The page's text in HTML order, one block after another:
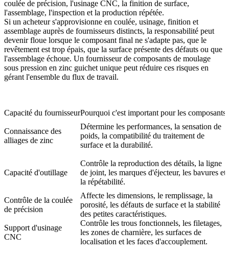
coulée de précision, l'usinage CNC, la finition de surface,
l'assemblage, l'inspection et la production répétée.
Si un acheteur s'approvisionne en coulée, usinage, finition et
assemblage auprès de fournisseurs distincts, la responsabilité peut
devenir floue lorsque le composant final ne s'adapte pas, que le
revêtement est trop épais, que la surface présente des défauts ou que
l'assemblage échoue. Un fournisseur de composants de moulage
sous pression en zinc guichet unique peut réduire ces risques en
gérant l'ensemble du flux de travail.
Capacité du fournisseurPourquoi c'est important pour les composants
Connaissance des
alliages de zinc
Détermine les performances, la sensation de
poids, la compatibilité du traitement de
surface et la durabilité.
Capacité d'outillage
Contrôle la reproduction des détails, la ligne
de joint, les marques d'éjecteur, les bavures et
la répétabilité.
Contrôle de la coulée
de précision
Affecte les dimensions, le remplissage, la
porosité, les défauts de surface et la stabilité
des petites caractéristiques.
Support d'usinage
CNC
Contrôle les trous fonctionnels, les filetages,
les zones de charnière, les surfaces de
localisation et les faces d'accouplement.